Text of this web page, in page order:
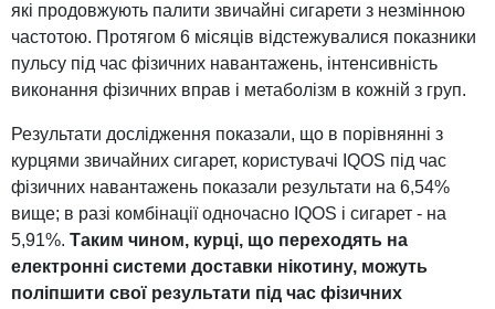
які продовжують палити звичайні сигарети з незмінною
частотою. Протягом 6 місяців відстежувалися показники
пульсу під час фізичних навантажень, інтенсивність
виконання фізичних вправ і метаболізм в кожній з груп.
Результати дослідження показали, що в порівнянні з
курцями звичайних сигарет, користувачі ІQOS під час
фізичних навантажень показали результати на 6,54%
вище; в разі комбінації одночасно ІQOS і сигарет - на
5,91%. Таким чином, курці, що переходять на
електронні системи доставки нікотину, можуть
поліпшити свої результати під час фізичних